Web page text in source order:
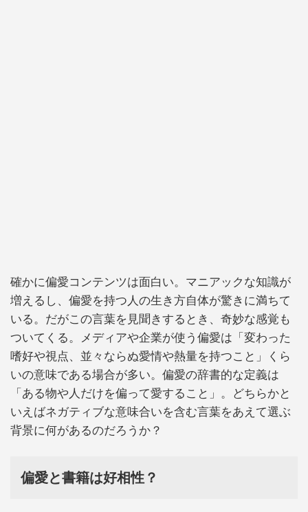
確かに偏愛コンテンツは面白い。マニアックな知識が
増えるし、偏愛を持つ人の生き方自体が驚きに満ちて
いる。だがこの言葉を見聞きするとき、奇妙な感覚も
ついてくる。メディアや企業が使う偏愛は「変わった
嗜好や視点、並々ならぬ愛情や熱量を持つこと」くら
いの意味である場合が多い。偏愛の辞書的な定義は
「ある物や人だけを偏って愛すること」。どちらかと
いえばネガティブな意味合いを含む言葉をあえて選ぶ
背景に何があるのだろうか？
偏愛と書籍は好相性？